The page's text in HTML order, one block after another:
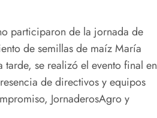
participaron de la jornada de
de semillas de maíz María
se realizó el evento final en
de directivos y equipos
JornaderosAgro y